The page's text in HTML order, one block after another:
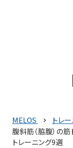
MELOS
トレ
腹斜筋（脇腹）の
トレーニング9選